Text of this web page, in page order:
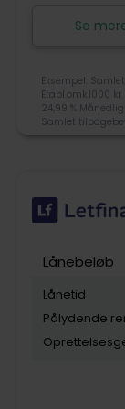
Lendme blev
låneudbyder
en
Carl
Se
Eksempel:
Etabl.omk.1000
24,99 %
Samlet
Lånebeløb
Lånetid
Pålydende